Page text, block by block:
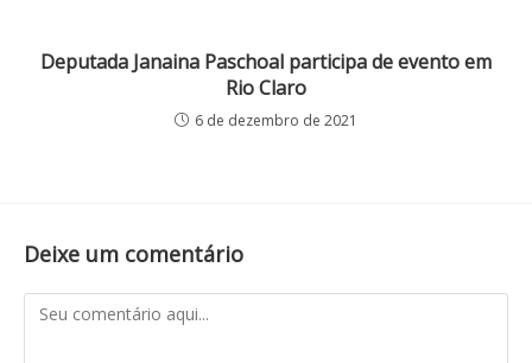
Deputada Janaina Paschoal participa de evento em
Rio Claro
6 de dezembro de 2021
Deixe um comentário